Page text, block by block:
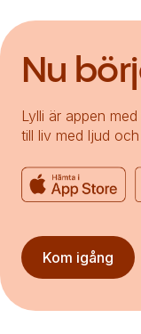
Nu
Lylli är appen
till liv med ljud
Kom igång